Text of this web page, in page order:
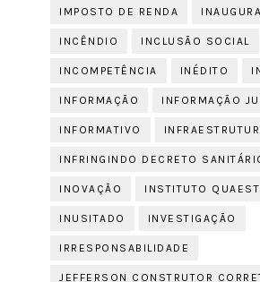
IMPOSTO DE RENDA
INCÊNDIO INCLUSÃO SOCIAL
INCOMPETÊNCIA INÉDITO
INFORMAÇÃO INFORMAÇÃO
INFORMATIVO
INFRINGINDO DECRETO
INOVAÇÃO INSTITUTO QUAEST
INUSITADO INVESTIGAÇÃO
IRRESPONSABILIDADE
JEFFERSON CONSTRUTOR